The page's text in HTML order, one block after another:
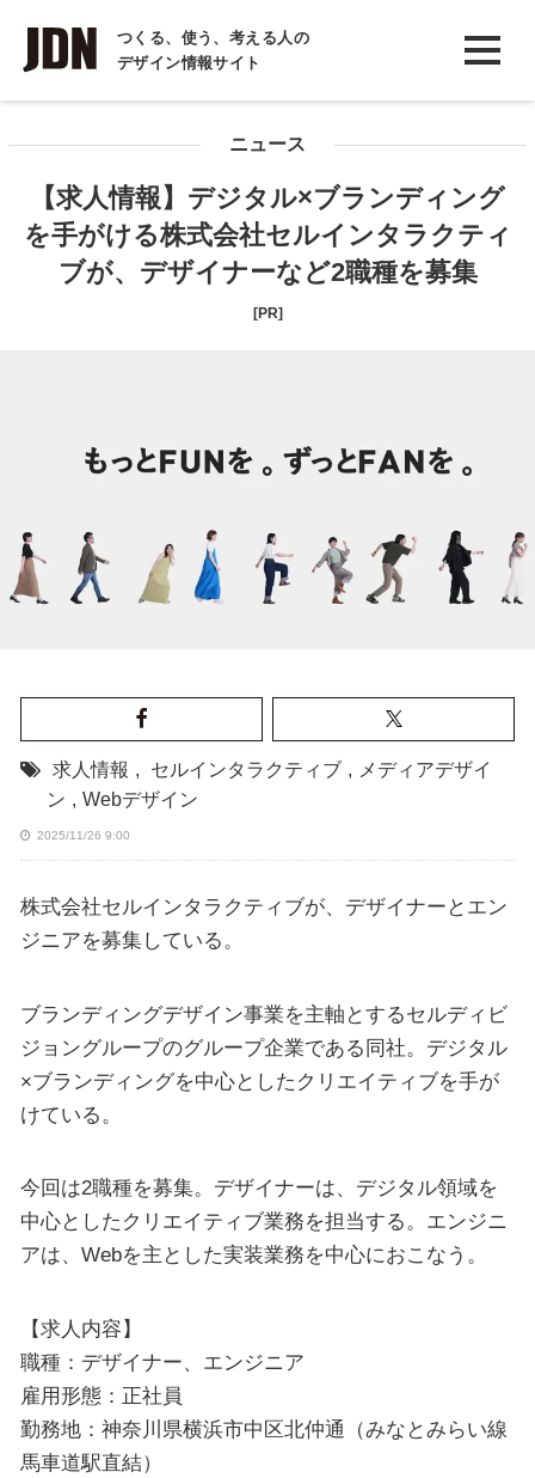
つくる、使う、考える人の
デザイン情報サイト
INTERVIEW
インタビュー
COLUMN
コラム
ニュース
【求人情報】デジタル×ブランディング
を手がける株式会社セルインタラクティ
ブが、デザイナーなど2職種を募集
[PR]
求人情報 , セルインタラクティブ , メディアデザイ
ン , Webデザイン
2025/11/26 9:00
株式会社セルインタラクティブが、デザイナーとエン
ジニアを募集している。
ブランディングデザイン事業を主軸とするセルディビ
ジョングループのグループ企業である同社。デジタル
×ブランディングを中心としたクリエイティブを手が
けている。
今回は2職種を募集。デザイナーは、デジタル領域を
中心としたクリエイティブ業務を担当する。エンジニ
アは、Webを主とした実装業務を中心におこなう。
【求人内容】
職種：デザイナー、エンジニア
雇用形態：正社員
勤務地：神奈川県横浜市中区北仲通（みなとみらい線
馬車道駅直結）